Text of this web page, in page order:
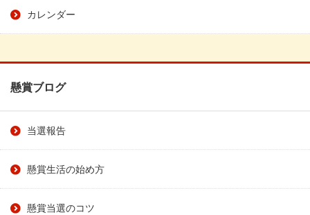
カレンダー
懸賞ブログ
当選報告
懸賞生活の始め方
懸賞当選のコツ